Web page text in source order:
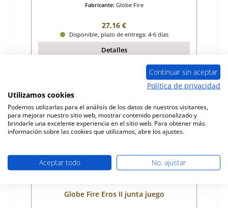
Fabricante: Globe Fire
Precio normal:
27,16 €
Disponible, plazo de entrega: 4-6 días
Detalles
Globe Fire Eros II junta juego
Continuar sin aceptar
Política de privacidad
Utilizamos cookies
Podemos utilizarlas para el análisis de los datos de nuestros visitantes,
para mejorar nuestro sitio web, mostrar contenido personalizado y
brindarle una excelente experiencia en el sitio web. Para obtener más
información sobre las cookies que utilizamos, abre los ajustes.
Aceptar todo No, ajustar